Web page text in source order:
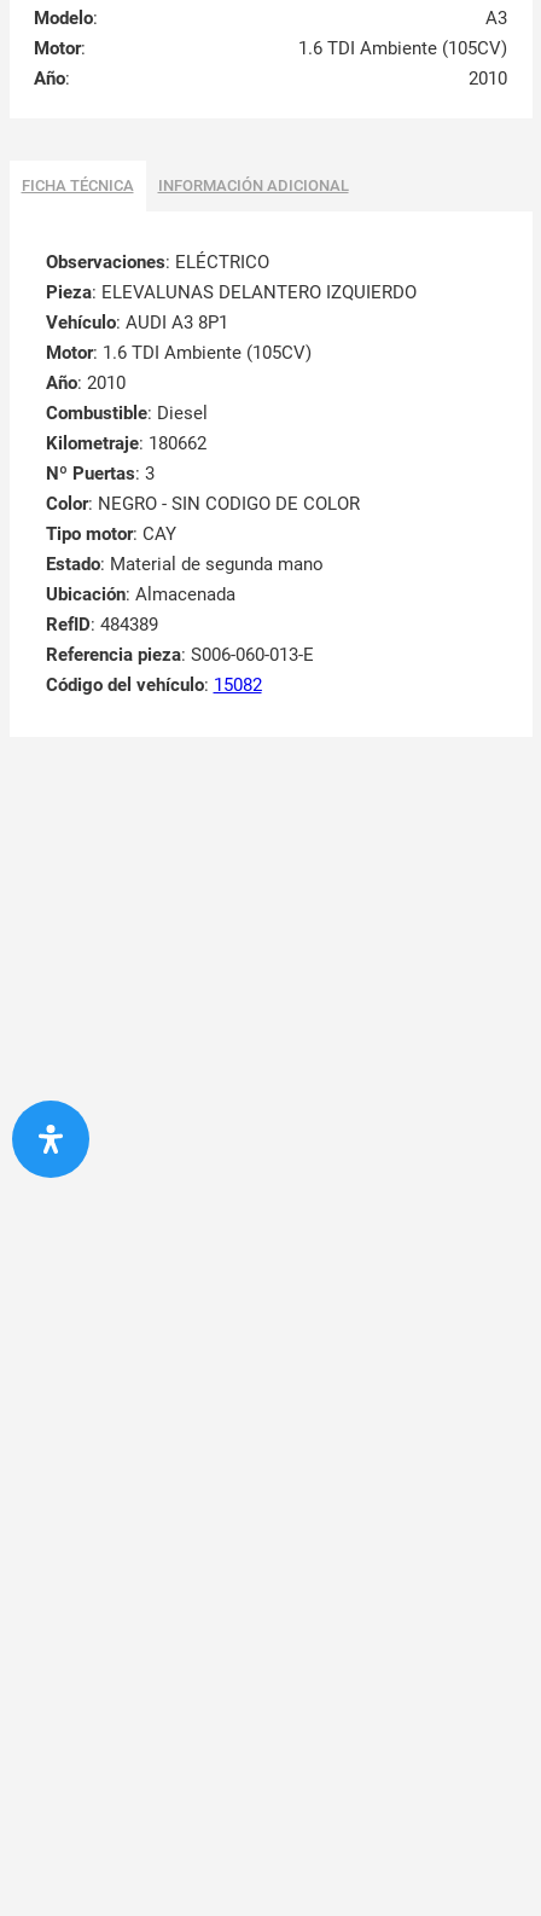
Modelo:
A3
Motor:
1.6 TDI Ambiente (105CV)
Año: 2010
FICHA TÉCNICA INFORMACIÓN ADICIONAL
Observaciones: ELÉCTRICO
Pieza: ELEVALUNAS DELANTERO IZQUIERDO
Vehículo: AUDI A3 8P1
Motor: 1.6 TDI Ambiente (105CV)
Año: 2010
Combustible: Diesel
Kilometraje: 180662
Nº Puertas: 3
Color: NEGRO - SIN CODIGO DE COLOR
Tipo motor: CAY
Estado: Material de segunda mano
Ubicación: Almacenada
RefID: 484389
Referencia pieza: S006-060-013-E
Código del vehículo: 15082